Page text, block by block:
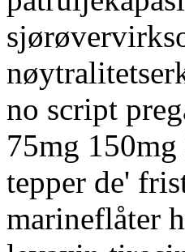
no script
75mg
tepper de'
marineflåter